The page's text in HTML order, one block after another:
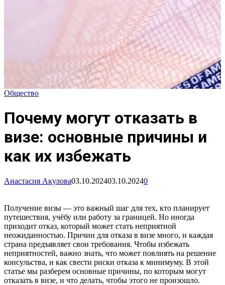
Общество
Почему могут отказать в
визе: основные причины и
как их избежать
Анастасия Акулова03.10.202403.10.20240
Получение визы — это важный шаг для тех, кто планирует
путешествия, учёбу или работу за границей. Но иногда
приходит отказ, который может стать неприятной
неожиданностью. Причин для отказа в визе много, и каждая
страна предъявляет свои требования. Чтобы избежать
неприятностей, важно знать, что может повлиять на решение
консульства, и как свести риски отказа к минимуму. В этой
статье мы разберем основные причины, по которым могут
отказать в визе, и что делать, чтобы этого не произошло.